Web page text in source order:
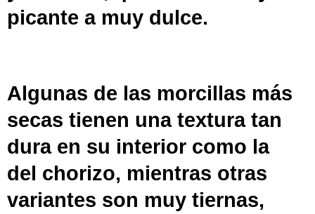
picante a muy dulce.
Algunas de las morcillas más
secas tienen una textura tan
dura en su interior como la
del chorizo, mientras otras
variantes son muy tiernas,